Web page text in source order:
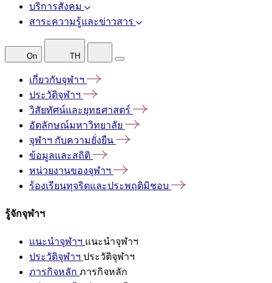
บริการสังคม
สาระความรู้และข่าวสาร
On TH
เกี่ยวกับจุฬาฯ
ประวัติจุฬาฯ
วิสัยทัศน์และยุทธศาสตร์
อัตลักษณ์มหาวิทยาลัย
จุฬาฯ กับความยั่งยืน
ข้อมูลและสถิติ
หน่วยงานของจุฬาฯ
ร้องเรียนทุจริตและประพฤติมิชอบ
รู้จักจุฬาฯ
แนะนำจุฬาฯ แนะนำจุฬาฯ
ประวัติจุฬาฯ ประวัติจุฬาฯ
ภารกิจหลัก ภารกิจหลัก